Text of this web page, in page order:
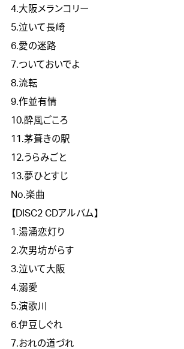
4.大阪メランコリー
5.泣いて長崎
6.愛の迷路
7.ついておいでよ
8.流転
9.作並有情
10.酔風ごころ
11.茅葺きの駅
12.うらみごと
13.夢ひとすじ
No.楽曲
【DISC2 CDアルバム】
1.湯涌恋灯り
2.次男坊がらす
3.泣いて大阪
4.溺愛
5.演歌川
6.伊豆しぐれ
7.おれの道づれ